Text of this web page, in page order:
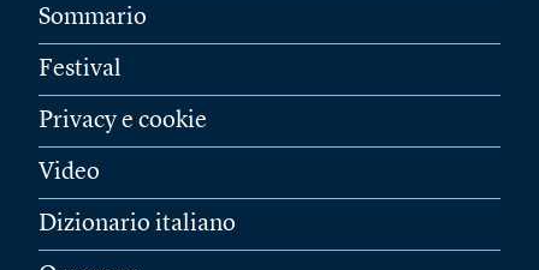
Sommario
Festival
Privacy e cookie
Video
Dizionario italiano